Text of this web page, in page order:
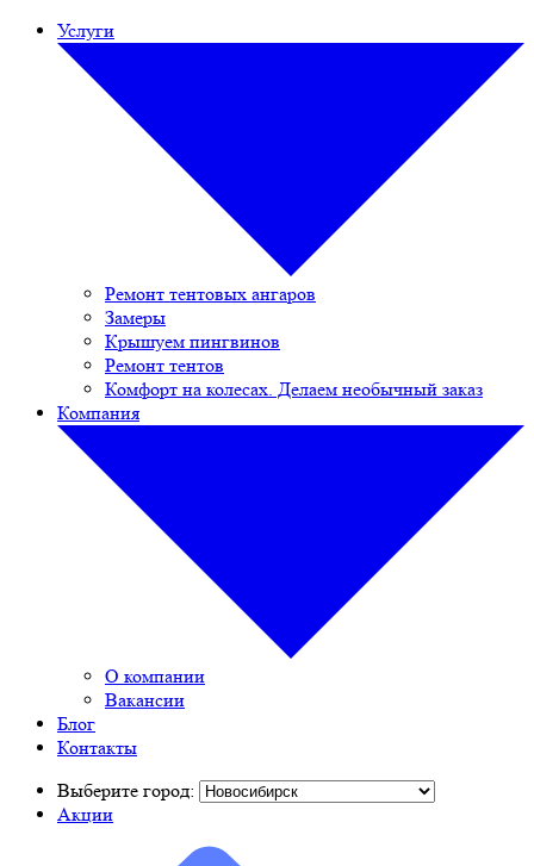
Услуги
Ремонт тентовых ангаров
Замеры
Крышуем пингвинов
Ремонт тентов
Комфорт на колесах. Делаем необычный заказ
Компания
О компании
Вакансии
Блог
Контакты
Выберите город:
Акции